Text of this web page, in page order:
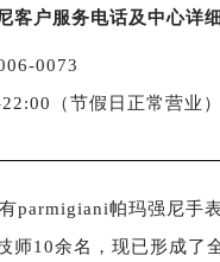
客户服务电话及中心详细
0073
（节假日正常营业）
parmigiani帕玛强尼手
师10余名，现已形成了